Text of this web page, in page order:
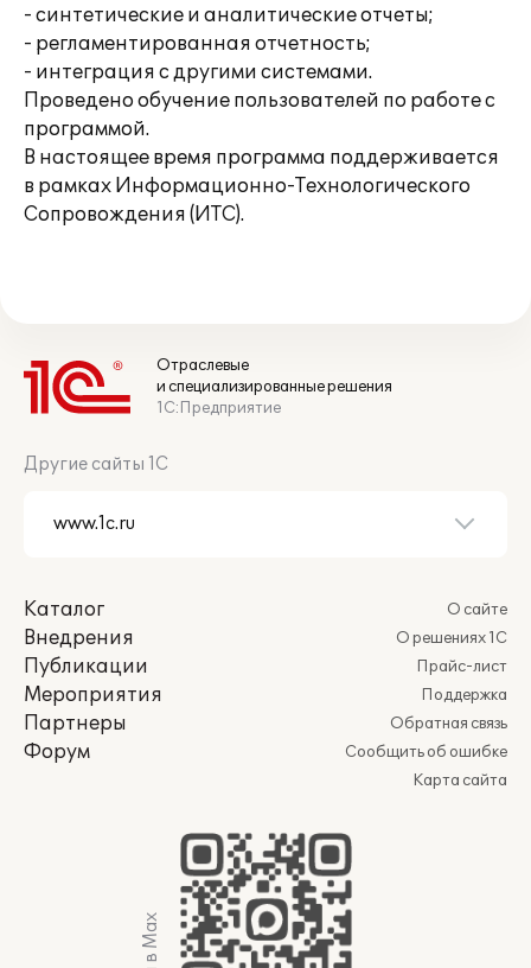
- синтетические и аналитические отчеты;
- регламентированная отчетность;
- интеграция с другими системами.
Проведено обучение пользователей по работе с
программой.
В настоящее время программа поддерживается
в рамках Информационно-Технологического
Сопровождения (ИТС).
Отраслевые
и специализированные решения
1С:Предприятие
Другие сайты 1С
Каталог
Внедрения
Публикации
Мероприятия
Партнеры
Форум
О сайте
О решениях 1С
Прайс-лист
Поддержка
Обратная связь
Сообщить об ошибке
Карта сайта